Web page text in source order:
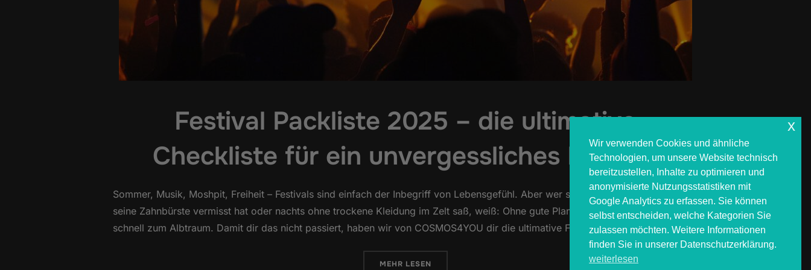
Festival Packliste 2025 – die ultimative
Checkliste für ein unvergessliches Festival
Sommer, Musik, Moshpit, Freiheit – Festivals sind einfach der Inbegriff von Lebensgefühl. Aber wer schon einmal im Schlamm
seine Zahnbürste vermisst hat oder nachts ohne trockene Kleidung im Zelt saß, weiß: Ohne gute Planung wird der Festivaltraum
schnell zum Albtraum. Damit dir das nicht passiert, haben wir von COSMOS4YOU dir die ultimative Festival Packliste 2025 …
MEHR ÜBER „FESTIVAL PACKLISTE 2025 – DIE ULTIMATIVE CHECKLISTE FÜR EIN UNVERGESSLICHES
LESEN
Wir verwenden Cookies und ähnliche
Technologien, um unsere Website technisch
bereitzustellen, Inhalte zu optimieren und
anonymisierte Nutzungsstatistiken mit
Google Analytics zu erfassen. Sie können
selbst entscheiden, welche Kategorien Sie
zulassen möchten. Weitere Informationen
finden Sie in unserer Datenschutzerklärung.
weiterlesen
x